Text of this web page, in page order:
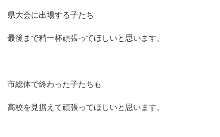
県大会に出場する子たち
最後まで精一杯頑張ってほしいと思います。
市総体で終わった子たちも
高校を見据えて頑張ってほしいと思います。